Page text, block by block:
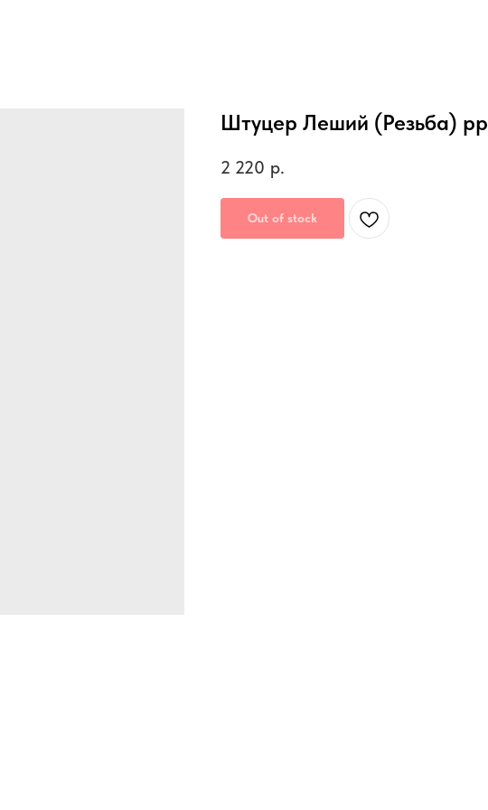
Штуцер Леший (Резьба) рр
2 220 р.
Out of stock